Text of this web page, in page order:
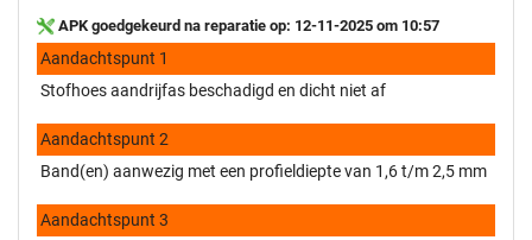
APK goedgekeurd na reparatie op: 12-11-2025 om 10:57
Aandachtspunt 1
Stofhoes aandrijfas beschadigd en dicht niet af
Aandachtspunt 2
Band(en) aanwezig met een profieldiepte van 1,6 t/m 2,5 mm
Aandachtspunt 3